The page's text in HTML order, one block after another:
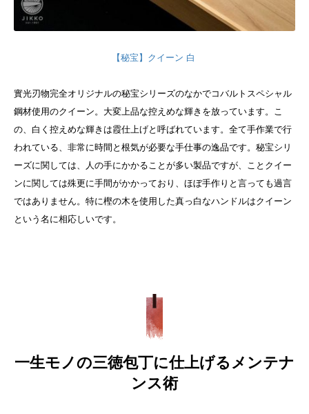
【秘宝】クイーン 白
實光刃物完全オリジナルの秘宝シリーズのなかでコバルトスペシャル
鋼材使用のクイーン。 大変上品な控えめな輝きを放っています。こ
の、白く控えめな輝きは霞仕上げと呼ばれています。全て手作業で行
われている、非常に時間と根気が必要な手仕事の逸品です。 秘宝シリ
ーズに関しては、人の手にかかることが多い製品ですが、ことクイー
ンに関しては殊更に手間がかかっており、ほぼ手作りと言っても過言
ではありません。特に樫の木を使用した真っ白なハンドルはクイーン
という名に相応しいです。
一生モノの三徳包丁に仕上げるメンテナ
ンス術